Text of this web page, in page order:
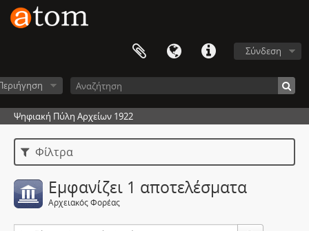
Σύνδεση
Ψηφιακή Πύλη Αρχείων 1922
Φίλτρα
Εμφανίζει 1 αποτελέσματα
Αρχειακός Φορέας